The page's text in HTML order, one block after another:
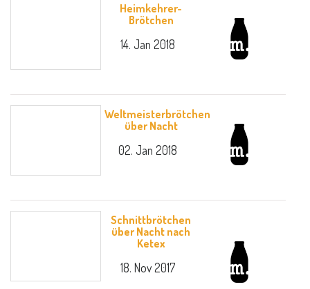
Heimkehrer-
Brötchen
14. Jan 2018
Weltmeisterbrötchen
über Nacht
02. Jan 2018
Schnittbrötchen
über Nacht nach
Ketex
18. Nov 2017